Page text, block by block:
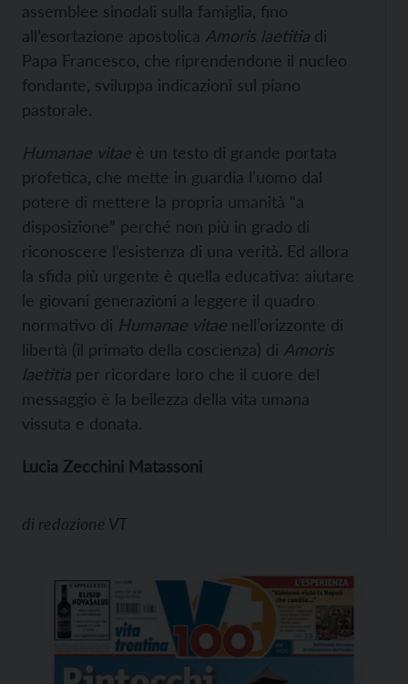
assemblee sinodali sulla famiglia, fino
all’esortazione apostolica Amoris laetitia di
Papa Francesco, che riprendendone il nucleo
fondante, sviluppa indicazioni sul piano
pastorale.
Humanae vitae è un testo di grande portata
profetica, che mette in guardia l’uomo dal
potere di mettere la propria umanità “a
disposizione” perché non più in grado di
riconoscere l’esistenza di una verità. Ed allora
la sfida più urgente è quella educativa: aiutare
le giovani generazioni a leggere il quadro
normativo di Humanae vitae nell’orizzonte di
libertà (il primato della coscienza) di Amoris
laetitia per ricordare loro che il cuore del
messaggio è la bellezza della vita umana
vissuta e donata.
Lucia Zecchini Matassoni
di redazione VT